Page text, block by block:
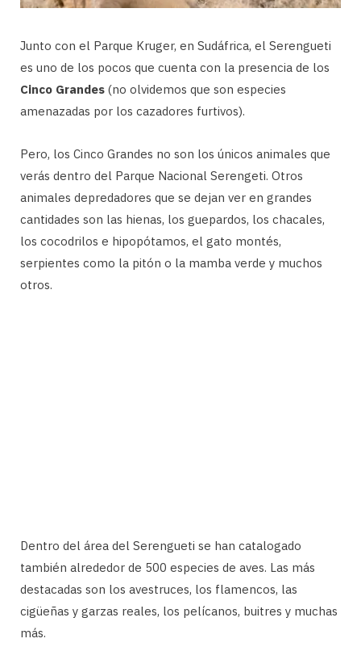
Junto con el Parque Kruger, en Sudáfrica, el Serengueti
es uno de los pocos que cuenta con la presencia de los
Cinco Grandes (no olvidemos que son especies
amenazadas por los cazadores furtivos).
Pero, los Cinco Grandes no son los únicos animales que
verás dentro del Parque Nacional Serengeti. Otros
animales depredadores que se dejan ver en grandes
cantidades son las hienas, los guepardos, los chacales,
los cocodrilos e hipopótamos, el gato montés,
serpientes como la pitón o la mamba verde y muchos
otros.
Dentro del área del Serengueti se han catalogado
también alrededor de 500 especies de aves. Las más
destacadas son los avestruces, los flamencos, las
cigüeñas y garzas reales, los pelícanos, buitres y muchas
más.